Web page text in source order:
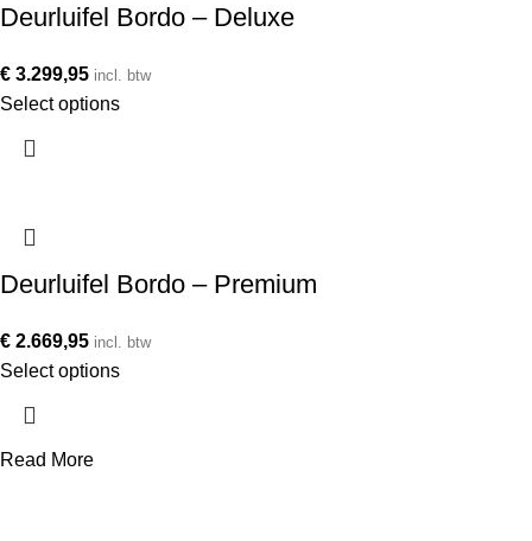
Deurluifel Bordo – Deluxe
€ 3.299,95 incl. btw
Select options
Deurluifel Bordo – Premium
€ 2.669,95 incl. btw
Select options
Read More